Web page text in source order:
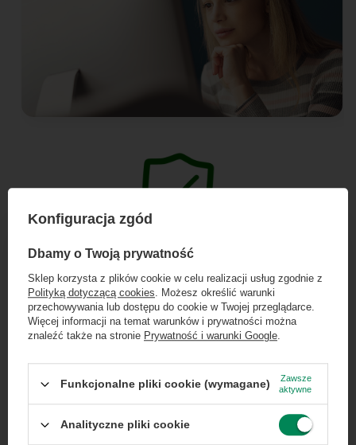
Gwarancja Premium - 12
miesięcy pełnej wygody
Roczna gwarancja Premiumto niezwykle
komfortowe rozwiązanie, które daje pewność
działania przez pełne 365 dni. Zapewniamy
bezpłatny transport door-to-door oraz bardzo
rzetelne i sprawne podejście do każdego
Dołącz do newslettera Green
Computers
Zgarnij jako pierwszy informacje o zniżkach i
rabatach w naszym sklepie!
...lub zadzwoń od razu, aby odebrać
przy zamówieniu telefonicznym
50 zł rabatu!
Rabat 50 zł przy zamówieniach powyżej 300 zł. Oferta
Konfiguracja zgód
Dbamy o Twoją prywatność
Sklep korzysta z plików cookie w celu realizacji usług zgodnie z
Polityką dotyczącą cookies. Możesz określić warunki
przechowywania lub dostępu do cookie w Twojej przeglądarce.
Więcej informacji na temat warunków i prywatności można
znaleźć także na stronie Prywatność i warunki Google.
Funkcjonalne pliki cookie (wymagane)
Zawsze
aktywne
Analityczne pliki cookie